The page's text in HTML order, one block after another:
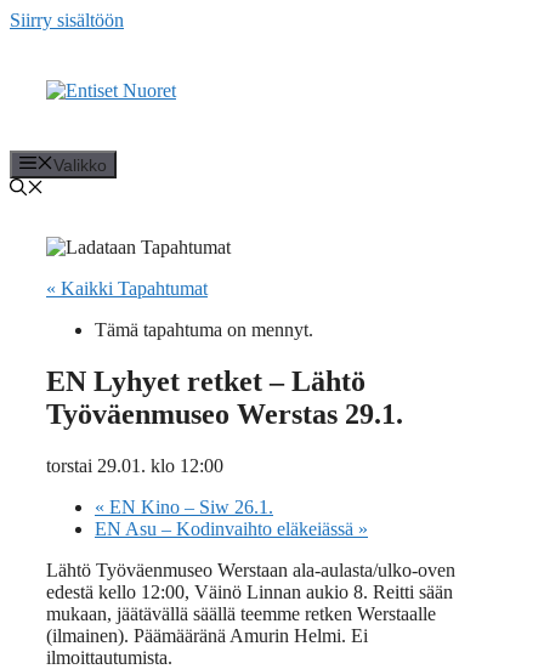
Siirry sisältöön
Valikko
« Kaikki Tapahtumat
Tämä tapahtuma on mennyt.
EN Lyhyet retket – Lähtö
Työväenmuseo Werstas 29.1.
torstai 29.01. klo 12:00
« EN Kino – Siw 26.1.
EN Asu – Kodinvaihto eläkeiässä »
Lähtö Työväenmuseo Werstaan ala-aulasta/ulko-oven
edestä kello 12:00, Väinö Linnan aukio 8. Reitti sään
mukaan, jäätävällä säällä teemme retken Werstaalle
(ilmainen). Päämääränä Amurin Helmi. Ei
ilmoittautumista.